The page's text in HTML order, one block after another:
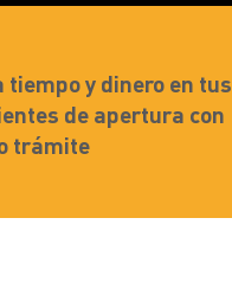
tiempo y dinero en tus
de apertura con
trámite